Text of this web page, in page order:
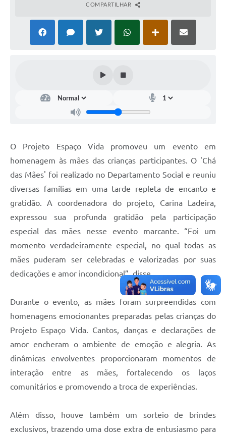
COMPARTILHAR
O Projeto Espaço Vida promoveu um evento em
homenagem às mães das crianças participantes. O 'Chá
das Mães' foi realizado no Departamento Social e reuniu
diversas famílias em uma tarde repleta de encanto e
gratidão. A coordenadora do projeto, Carina Ladeira,
expressou sua profunda gratidão pela participação
especial das mães nesse evento marcante. “Foi um
momento verdadeiramente especial, no qual todas as
mães puderam ser celebradas e valorizadas por suas
dedicações e amor incondicional”, disse.
Durante o evento, as mães foram surpreendidas com
homenagens emocionantes preparadas pelas crianças do
Projeto Espaço Vida. Cantos, danças e declarações de
amor encheram o ambiente de emoção e alegria. As
dinâmicas envolventes proporcionaram momentos de
interação entre as mães, fortalecendo os laços
comunitários e promovendo a troca de experiências.
Além disso, houve também um sorteio de brindes
exclusivos, trazendo uma dose extra de entusiasmo para